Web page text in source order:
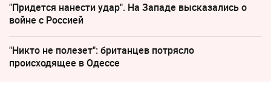
"Придется нанести удар". На Западе высказались о
войне с Россией
"Никто не полезет": британцев потрясло
происходящее в Одессе